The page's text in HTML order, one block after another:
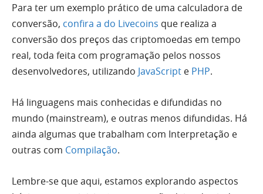
Para ter um exemplo prático de uma calculadora de
conversão, confira a do Livecoins que realiza a
conversão dos preços das criptomoedas em tempo
real, toda feita com programação pelos nossos
desenvolvedores, utilizando JavaScript e PHP.
Há linguagens mais conhecidas e difundidas no
mundo (mainstream), e outras menos difundidas. Há
ainda algumas que trabalham com Interpretação e
outras com Compilação.
Lembre-se que aqui, estamos explorando aspectos